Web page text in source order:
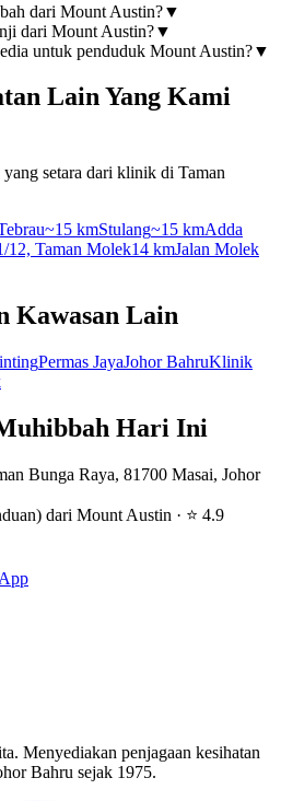
dari Mount Austin?▼
dari Mount Austin?▼
untuk penduduk Mount Austin?▼
Lain Yang Kami
setara dari klinik di Taman
~15 kmStulang~15 kmAdda
12, Taman Molek14 kmJalan Molek
Kawasan Lain
Permas JayaJohor BahruKlinik
Hari Ini
Bunga Raya, 81700 Masai, Johor
dari Mount Austin · ⭐ 4.9
Menyediakan penjagaan kesihatan
Bahru sejak 1975.